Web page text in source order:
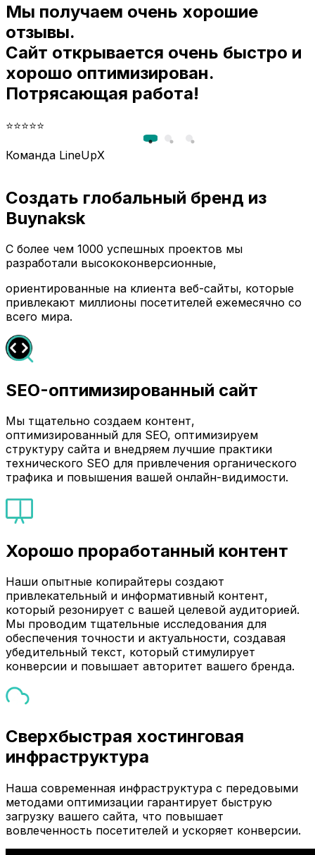
Мы получаем очень хорошие
отзывы.
Сайт открывается очень быстро и
хорошо оптимизирован.
Потрясающая работа!
⭐⭐⭐⭐⭐
Команда LineUpX
Создать глобальный бренд из
Buynaksk
С более чем 1000 успешных проектов мы
разработали высококонверсионные,
ориентированные на клиента веб-сайты, которые
привлекают миллионы посетителей ежемесячно со
всего мира.
SEO-оптимизированный сайт
Мы тщательно создаем контент,
оптимизированный для SEO, оптимизируем
структуру сайта и внедряем лучшие практики
технического SEO для привлечения органического
трафика и повышения вашей онлайн-видимости.
Хорошо проработанный контент
Наши опытные копирайтеры создают
привлекательный и информативный контент,
который резонирует с вашей целевой аудиторией.
Мы проводим тщательные исследования для
обеспечения точности и актуальности, создавая
убедительный текст, который стимулирует
конверсии и повышает авторитет вашего бренда.
Сверхбыстрая хостинговая
инфраструктура
Наша современная инфраструктура с передовыми
методами оптимизации гарантирует быструю
загрузку вашего сайта, что повышает
вовлеченность посетителей и ускоряет конверсии.